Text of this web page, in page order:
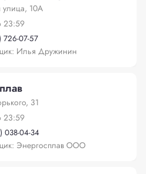
улица, 10А
23:59
726-07-57
Илья Дружинин
31
23:59
038-04-34
Энергосплав ООО